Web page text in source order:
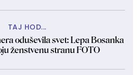
TAJ HOD...
oduševila svet: Lepa Bosanka
ženstvenu stranu FOTO